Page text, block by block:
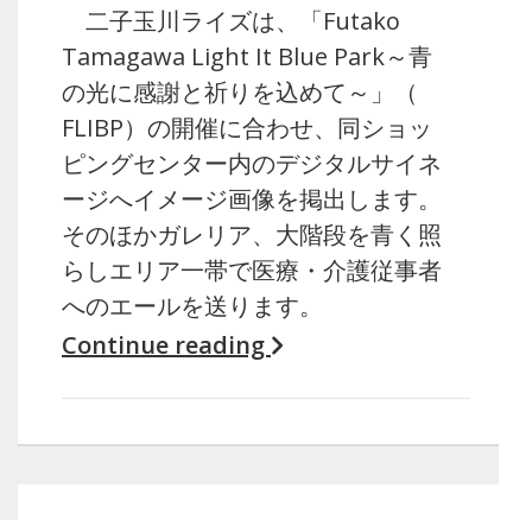
二子玉川ライズは、「Futako
Tamagawa Light It Blue Park～青
の光に感謝と祈りを込めて～」（
FLIBP）の開催に合わせ、同ショッ
ピングセンター内のデジタルサイネ
ージへイメージ画像を掲出します。
そのほかガレリア、大階段を青く照
らしエリア一帯で医療・介護従事者
へのエールを送ります。
Continue reading